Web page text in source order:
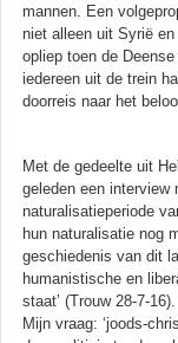
mannen. Een
niet alleen uit Syrië
opliep toen de
iedereen uit de trein
doorreis naar het
Met de gedeelte uit
geleden een
naturalisatieperiode
hun naturalisatie nog
geschiedenis van dit
humanistische en
staat’ (Trouw 28-7-16).
Mijn vraag: ‘joods-